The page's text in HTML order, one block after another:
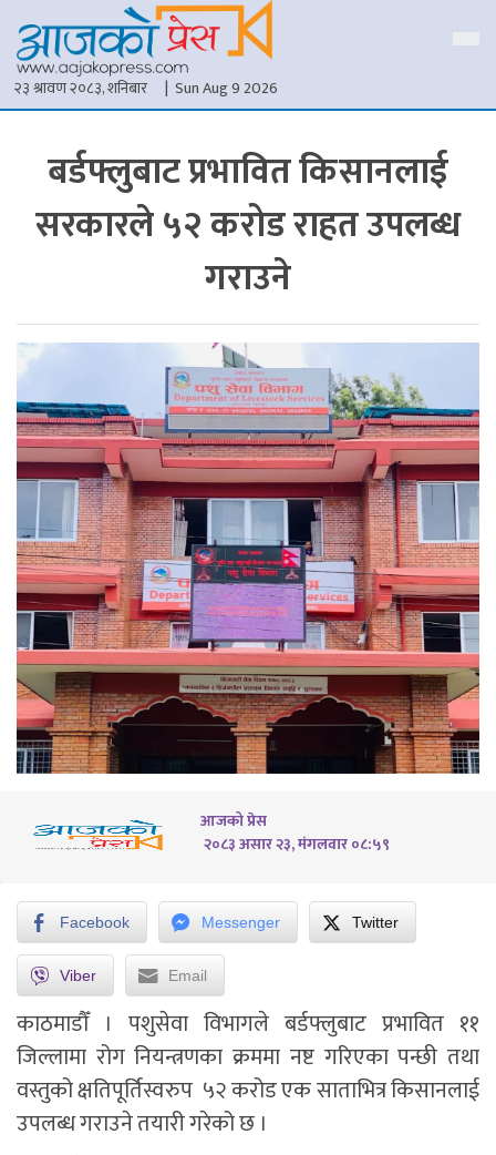
२३ श्रावण २०८३, शनिबार | Sun Aug 9 2026
बर्डफ्लुबाट प्रभावित किसानलाई
सरकारले ५२ करोड राहत उपलब्ध
गराउने
आजको प्रेस
२०८३ असार २३, मंगलवार ०८:५९
Facebook Messenger Twitter
Viber Email
काठमाडौँ । पशुसेवा विभागले बर्डफ्लुबाट प्रभावित ११
जिल्लामा रोग नियन्त्रणका क्रममा नष्ट गरिएका पन्छी तथा
वस्तुको क्षतिपूर्तिस्वरुप ५२ करोड एक साताभित्र किसानलाई
उपलब्ध गराउने तयारी गरेको छ ।